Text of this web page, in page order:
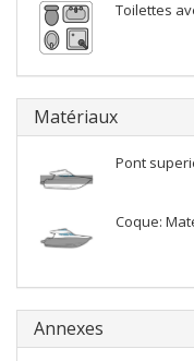
Toilettes
Matériaux
Pont
Coque:
Annexes